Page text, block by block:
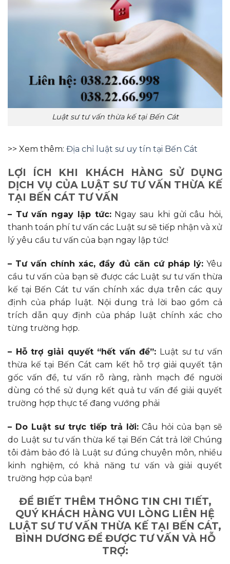
Luật sư tư vấn thừa kế tại Bến Cát
>> Xem thêm: Địa chỉ luật sư uy tín tại Bến Cát
LỢI ÍCH KHI KHÁCH HÀNG SỬ DỤNG
DỊCH VỤ CỦA LUẬT SƯ TƯ VẤN THỪA KẾ
TẠI BẾN CÁT TƯ VẤN
– Tư vấn ngay lập tức:Ngay sau khi gửi câu hỏi,
thanh toán phí tư vấn các Luật sư sẽ tiếp nhận và xử
lý yêu cầu tư vấn của bạn ngay lập tức!
– Tư vấn chính xác, đầy đủ căn cứ pháp lý:Yêu
cầu tư vấn của bạn sẽ được các Luật sư tư vấn thừa
kế tại Bến Cát tư vấn chính xác dựa trên các quy
định của pháp luật. Nội dung trả lời bao gồm cả
trích dẫn quy định của pháp luật chính xác cho
từng trường hợp.
– Hỗ trợ giải quyết “hết vấn đề”: Luật sư tư vấn
thừa kế tại Bến Cát cam kết hỗ trợ giải quyết tận
gốc vấn đề, tư vấn rõ ràng, rành mạch để người
dùng có thể sử dụng kết quả tư vấn để giải quyết
trường hợp thực tế đang vướng phải
– Do Luật sư trực tiếp trả lời: Câu hỏi của bạn sẽ
do Luật sư tư vấn thừa kế tại Bến Cát trả lời! Chúng
tôi đảm bảo đó là Luật sư đúng chuyên môn, nhiều
kinh nghiệm, có khả năng tư vấn và giải quyết
trường hợp của bạn!
ĐỂ BIẾT THÊM THÔNG TIN CHI TIẾT,
QUÝ KHÁCH HÀNG VUI LÒNG LIÊN HỆ
LUẬT SƯ TƯ VẤN THỪA KẾ TẠI BẾN CÁT,
BÌNH DƯƠNG ĐỂ ĐƯỢC TƯ VẤN VÀ HỖ
TRỢ: